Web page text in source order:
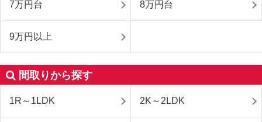
7万円台 8万円台
9万円以上
間取りから探す
1R～1LDK 2K～2LDK